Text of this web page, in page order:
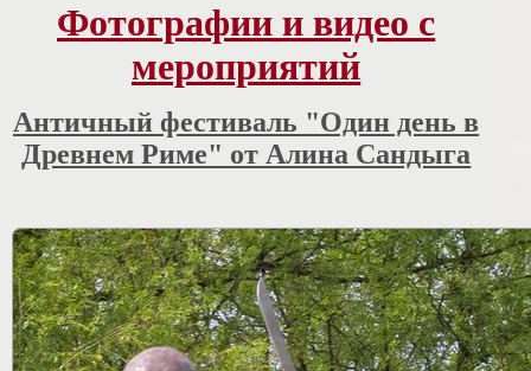
Фотографии и видео с
мероприятий
Античный фестиваль "Один день в
Древнем Риме" от Алина Сандыга